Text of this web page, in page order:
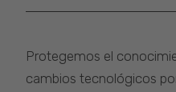
Protegemos el
cambios tecnológicos